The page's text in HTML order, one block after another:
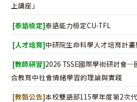
上講座」
[泰語檢定]泰語能力檢定CU-TFL
[人才培育]中研院生命科學人才培育計畫
[教師研習]2026 TSSE國際學術研討會
合教育中社會情緒學習的理論與實踐
[教甄公告]本校雙語部115學年度第2次